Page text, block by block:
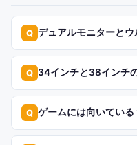
Q デュアルモニターと
Q 34インチと38インチ
Q ゲームには向いている